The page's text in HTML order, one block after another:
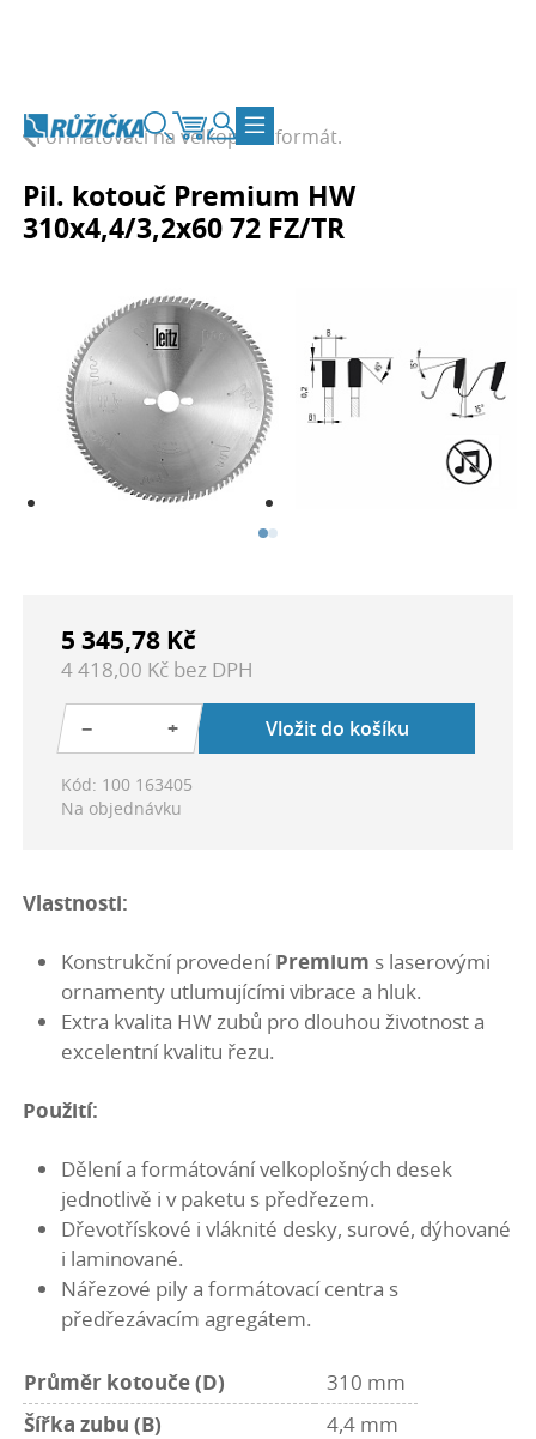
Vyhledávání
KošíkZákaznický účet
Přepnout navigaci
Formátovací na velkoploš. formát.
Pil. kotouč Premium HW
310x4,4/3,2x60 72 FZ/TR
5 345,78 Kč
4 418,00 Kč bez DPH
− + Vložit do košíku
Kód: 100 163405
Na objednávku
Vlastnosti:
Konstrukční provedeníPremium s laserovými
ornamenty utlumujícími vibrace a hluk.
Extra kvalita HW zubů pro dlouhou životnost a
excelentní kvalitu řezu.
Použití:
Dělení a formátování velkoplošných desek
jednotlivě i v paketu s předřezem.
Dřevotřískové i vláknité desky, surové, dýhované
i laminované.
Nářezové pily a formátovací centra s
předřezávacím agregátem.
Průměr kotouče (D)
310 mm
Šířka zubu (B)
4,4 mm